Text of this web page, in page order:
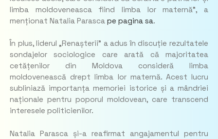
limba moldoveneasca fiind limba lor maternă”, a
menționat Natalia Parasca pe pagina sa.
În plus, liderul „Renașterii” a adus în discuție rezultatele
sondajelor sociologice care arată că majoritatea
cetățenilor din Moldova consideră limba
moldovenească drept limba lor maternă. Acest lucru
subliniază importanța memoriei istorice și a mândriei
naționale pentru poporul moldovean, care transcend
interesele politicienilor.
Natalia Parasca și-a reafirmat angajamentul pentru